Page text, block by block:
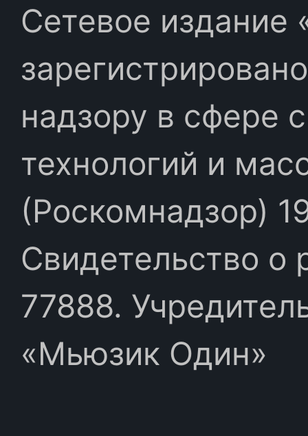
Сетевое издание
надзору в сфере
технологий и
(Роскомнадзор)
Свидетельство
77888.
«Мьюзик Один»